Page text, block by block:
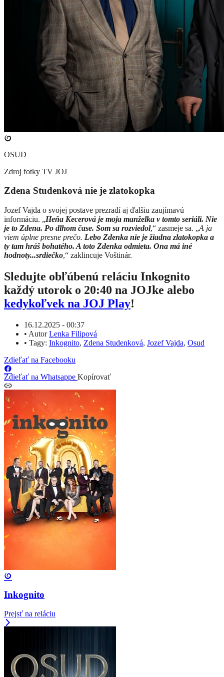
OSUD
Zdroj fotky TV JOJ
Zdena Studenková nie je zlatokopka
Jozef Vajda o svojej postave prezradí aj ďalšiu zaujímavú
informáciu. „Heňa Kecerová je moja manželka v tomto seriáli. Nie
je to Zdena. Po dlhom čase. Som sa rozviedol,“ zasmeje sa. „A ja
viem úplne presne prečo. Lebo Zdenka nie je žiadna zlatokopka a
ty tam hráš bohatého. A toto Zdenka odmieta. Ona má iné
hodnoty...srdiečko,“ zaklincuje Voštinár.
Sledujte obľúbenú reláciu Inkognito
každý utorok o 20:40 na JOJke alebo
kedykoľvek na JOJ Play!
16.12.2025 - 00:37
• AutorLenka Filipová
• Tagy: Inkognito, Zdena Studenková, Jozef Vajda, Osud
Zdieľať na Facebooku
Zdieľať na Whatsappe Kopírovať
Inkognito
Prejsť na reláciu